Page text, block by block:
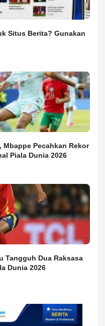
Situs Berita? Gunakan
Pecahkan Rekor
Piala Dunia 2026
Tangguh Dua Raksasa
Dunia 2026